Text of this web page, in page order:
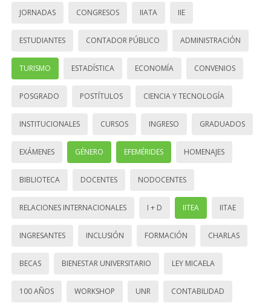
JORNADAS CONGRESOS IIATA IIE
ESTUDIANTES CONTADOR PÚBLICO ADMINISTRACIÓN
TURISMO ESTADÍSTICA ECONOMÍA CONVENIOS
POSGRADO POSTÍTULOS CIENCIA Y TECNOLOGÍA
INSTITUCIONALES CURSOS INGRESO GRADUADOS
EXÁMENES GÉNERO EFEMÉRIDES HOMENAJES
BIBLIOTECA DOCENTES NODOCENTES
RELACIONES INTERNACIONALES I + D IITEA IITAE
INGRESANTES INCLUSIÓN FORMACIÓN CHARLAS
BECAS BIENESTAR UNIVERSITARIO LEY MICAELA
100 AÑOS WORKSHOP UNR CONTABILIDAD